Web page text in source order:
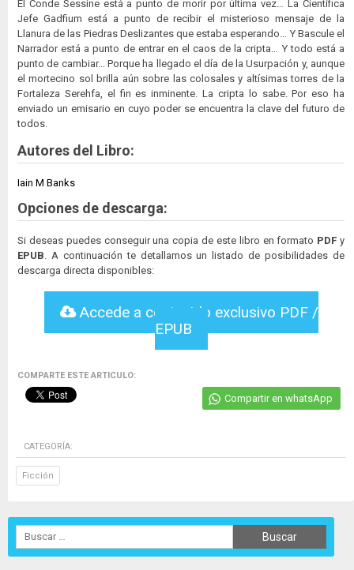
El Conde Sessine está a punto de morir por última vez… La Científica
Jefe Gadfium está a punto de recibir el misterioso mensaje de la
Llanura de las Piedras Deslizantes que estaba esperando… Y Bascule el
Narrador está a punto de entrar en el caos de la cripta… Y todo está a
punto de cambiar… Porque ha llegado el día de la Usurpación y, aunque
el mortecino sol brilla aún sobre las colosales y altísimas torres de la
Fortaleza Serehfa, el fin es inminente. La cripta lo sabe. Por eso ha
enviado un emisario en cuyo poder se encuentra la clave del futuro de
todos.
Autores del Libro:
Iain M Banks
Opciones de descarga:
Si deseas puedes conseguir una copia de este libro en formato PDF y
EPUB . A continuación te detallamos un listado de posibilidades de
descarga directa disponibles:
Accede a contenido exclusivo PDF /
EPUB
COMPARTE ESTE ARTICULO:
Compartir en whatsApp
CATEGORÍA:
Ficción